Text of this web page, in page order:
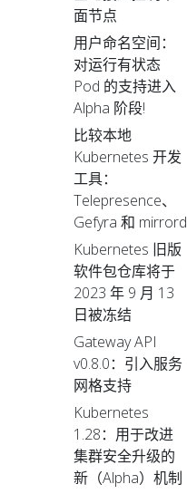
面节点
用户命名空间：
对运行有状态
Pod 的支持进入
Alpha 阶段!
比较本地
Kubernetes 开发
工具：
Telepresence、
Gefyra 和 mirrord
Kubernetes 旧版
软件包仓库将于
2023 年 9 月 13
日被冻结
Gateway API
v0.8.0：引入服务
网格支持
Kubernetes
1.28：用于改进
集群安全升级的
新（Alpha）机制